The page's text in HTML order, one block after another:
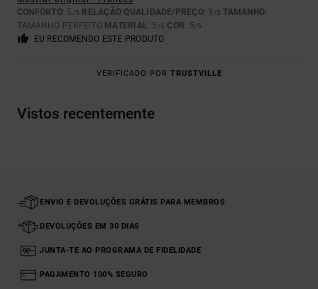
CONFORTO: 5 /5 RELAÇÃO QUALIDADE/PREÇO: 3 /5 TAMANHO:
TAMANHO PERFEITO MATERIAL: 5 /5 COR: 5/5
EU RECOMENDO ESTE PRODUTO
VERIFICADO POR TRUSTVILLE
Vistos recentemente
ENVIO E DEVOLUÇÕES GRÁTIS PARA MEMBROS
DEVOLUÇÕES EM 30 DIAS
JUNTA-TE AO PROGRAMA DE FIDELIDADE
PAGAMENTO 100% SEGURO